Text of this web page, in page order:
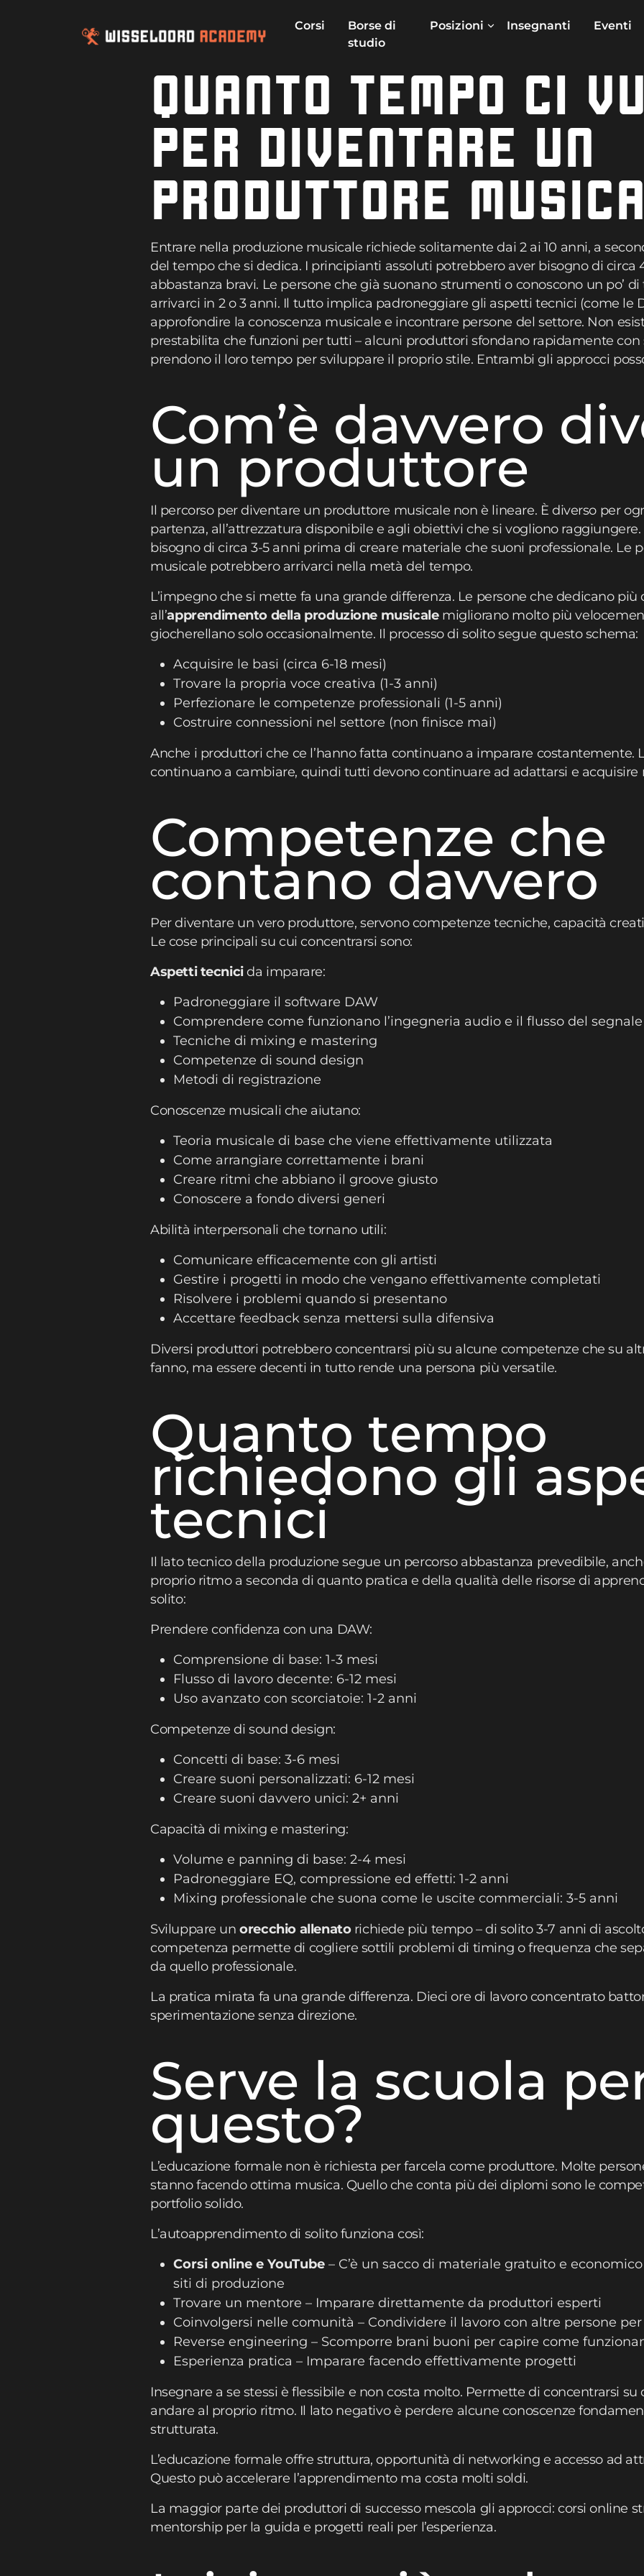
Corsi
Borse di
studio
Posizioni Insegnanti Eventi
QUANTO TEMPO CI
PER DIVENTARE UN
PRODUTTORE
Entrare nella produzione musicale richiede solitamente dai 2 ai 10 anni, a
del tempo che si dedica. I principianti assoluti potrebbero aver bisogno di circa
abbastanza bravi. Le persone che già suonano strumenti o conoscono un po’
arrivarci in 2 o 3 anni. Il tutto implica padroneggiare gli aspetti tecnici (come le
approfondire la conoscenza musicale e incontrare persone del settore. Non
prestabilita che funzioni per tutti – alcuni produttori sfondano rapidamente con
prendono il loro tempo per sviluppare il proprio stile. Entrambi gli approcci
Com’è davvero
un produttore
Il percorso per diventare un produttore musicale non è lineare. È diverso per
partenza, all’attrezzatura disponibile e agli obiettivi che si vogliono
bisogno di circa 3-5 anni prima di creare materiale che suoni professionale. Le
musicale potrebbero arrivarci nella metà del tempo.
L’impegno che si mette fa una grande differenza. Le persone che dedicano più
all’apprendimento della produzione musicalemigliorano molto più
giocherellano solo occasionalmente. Il processo di solito segue questo schema:
Acquisire le basi (circa 6-18 mesi)
Trovare la propria voce creativa (1-3 anni)
Perfezionare le competenze professionali (1-5 anni)
Costruire connessioni nel settore (non finisce mai)
Anche i produttori che ce l’hanno fatta continuano a imparare costantemente.
continuano a cambiare, quindi tutti devono continuare ad adattarsi e acquisire
Competenze che
contano davvero
Per diventare un vero produttore, servono competenze tecniche, capacità
Le cose principali su cui concentrarsi sono:
Aspetti tecnicida imparare:
Padroneggiare il software DAW
Comprendere come funzionano l’ingegneria audio e il flusso del segnale
Tecniche di mixing e mastering
Competenze di sound design
Metodi di registrazione
Conoscenze musicali che aiutano:
Teoria musicale di base che viene effettivamente utilizzata
Come arrangiare correttamente i brani
Creare ritmi che abbiano il groove giusto
Conoscere a fondo diversi generi
Abilità interpersonali che tornano utili:
Comunicare efficacemente con gli artisti
Gestire i progetti in modo che vengano effettivamente completati
Risolvere i problemi quando si presentano
Accettare feedback senza mettersi sulla difensiva
Diversi produttori potrebbero concentrarsi più su alcune competenze che su
fanno, ma essere decenti in tutto rende una persona più versatile.
Quanto tempo
richiedono gli
tecnici
Il lato tecnico della produzione segue un percorso abbastanza prevedibile,
proprio ritmo a seconda di quanto pratica e della qualità delle risorse di
solito:
Prendere confidenza con una DAW:
Comprensione di base: 1-3 mesi
Flusso di lavoro decente: 6-12 mesi
Uso avanzato con scorciatoie: 1-2 anni
Competenze di sound design:
Concetti di base: 3-6 mesi
Creare suoni personalizzati: 6-12 mesi
Creare suoni davvero unici: 2+ anni
Capacità di mixing e mastering:
Volume e panning di base: 2-4 mesi
Padroneggiare EQ, compressione ed effetti: 1-2 anni
Mixing professionale che suona come le uscite commerciali: 3-5 anni
Sviluppare unorecchio allenatorichiede più tempo – di solito 3-7 anni di
competenza permette di cogliere sottili problemi di timing o frequenza che
da quello professionale.
La pratica mirata fa una grande differenza. Dieci ore di lavoro concentrato
sperimentazione senza direzione.
Serve la scuola
questo?
L’educazione formale non è richiesta per farcela come produttore. Molte
stanno facendo ottima musica. Quello che conta più dei diplomi sono le
portfolio solido.
L’autoapprendimento di solito funziona così:
Corsi online e YouTube – C’è un sacco di materiale gratuito e
siti di produzione
Trovare un mentore – Imparare direttamente da produttori esperti
Coinvolgersi nelle comunità – Condividere il lavoro con altre persone
Reverse engineering – Scomporre brani buoni per capire come
Esperienza pratica – Imparare facendo effettivamente progetti
Insegnare a se stessi è flessibile e non costa molto. Permette di concentrarsi su
andare al proprio ritmo. Il lato negativo è perdere alcune conoscenze
strutturata.
L’educazione formale offre struttura, opportunità di networking e accesso ad
Questo può accelerare l’apprendimento ma costa molti soldi.
La maggior parte dei produttori di successo mescola gli approcci: corsi online
mentorship per la guida e progetti reali per l’esperienza.